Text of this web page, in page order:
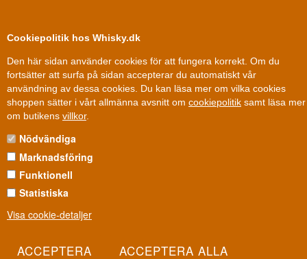
Cookiepolitik hos Whisky.dk
Den här sidan använder cookies för att fungera korrekt. Om du
fortsätter att surfa på sidan accepterar du automatiskt vår
användning av dessa cookies. Du kan läsa mer om vilka cookies
shoppen sätter i vårt allmänna avsnitt om cookiepolitik samt läsa mer
om butikens villkor.
Nödvändiga
Marknadsföring
Funktionell
Statistiska
Visa cookie-detaljer
100 % Danskägt Ägt och drivet i Danmark
Whisky»Whiskydestillerier
PENDERYN WHISKY
Penderyn är hjärtat av modern walesisk whisky och Wales första
destilleri på över 100 år. Med en egenbyggd still som inte liknar
tillbaka på kartan.